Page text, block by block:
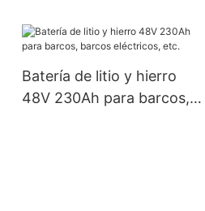
de pisos
Batería de litio y hierro
48V 230Ah para barcos,